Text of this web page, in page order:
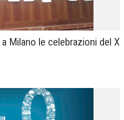
a Milano le celebrazioni del X